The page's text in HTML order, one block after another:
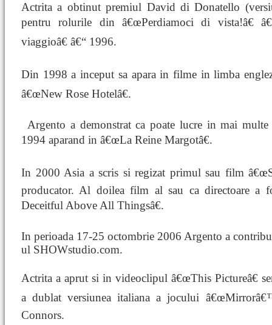
Actrita a obtinut premiul David di Donatello
pentru rolurile din â€œPerdiamoci di vista!â€
viaggioâ€ â€“ 1996.
Din 1998 a inceput sa apara in filme in limba
â€œNew Rose Hotelâ€.
Argento a demonstrat ca poate lucre in mai
1994 aparand in â€œLa Reine Margotâ€.
In 2000 Asia a scris si regizat primul sau film
producator. Al doilea film al sau ca directoare a
Deceitful Above All Thingsâ€.
In perioada 17-25 octombrie 2006 Argento a
ul SHOWstudio.com.
Actrita a aprut si in videoclipul â€œThis Pictureâ€
a dublat versiunea italiana a jocului
Connors.